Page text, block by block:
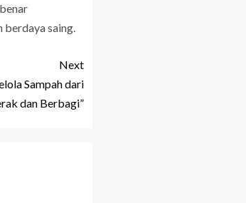
berdaya saing.
Next
Sampah dari
dan Berbagi”